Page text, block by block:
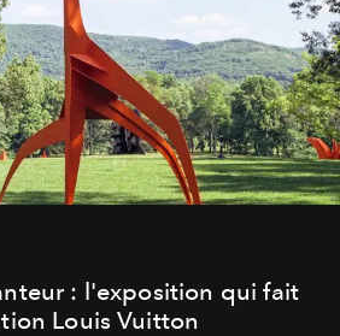
: l'exposition qui fait
Louis Vuitton